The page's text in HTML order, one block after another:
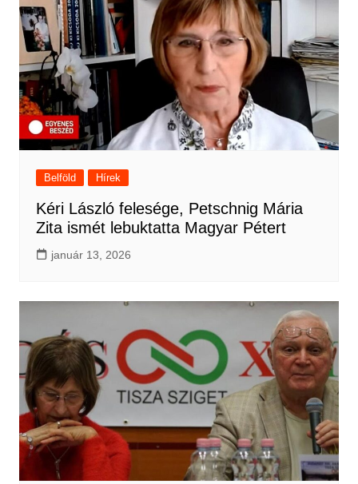
Belföld Hírek
Kéri László felesége, Petschnig Mária
Zita ismét lebuktatta Magyar Pétert
január 13, 2026